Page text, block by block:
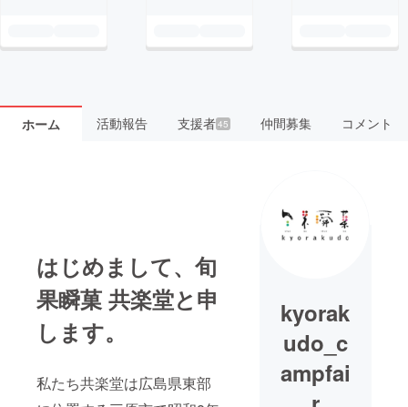
ホーム 活動報告 支援者45 仲間募集 コメント
はじめまして、旬
果瞬菓 共楽堂と申
します。
私たち共楽堂は広島県東部
kyorak
udo_c
ampfai